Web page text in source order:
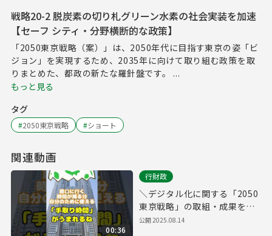
戦略20-2 脱炭素の切り札グリーン水素の社会実装を加速
【セーフ シティ・分野横断的な政策】
「2050東京戦略（案）」は、2050年代に目指す東京の姿「ビ
ジョン」を実現するため、2035年に向けて取り組む政策を取
りまとめた、都政の新たな羅針盤です。 ...
もっと見る
タグ
#2050東京戦略 #ショート
関連動画
00:36
行財政
＼デジタル化に関する「2050
東京戦略」の取組・成果をご
紹介！／
公開2025.08.14